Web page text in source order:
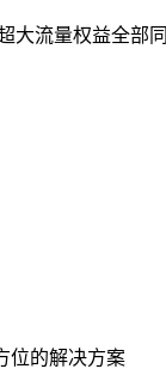
大流量权益全部
位的解决方案